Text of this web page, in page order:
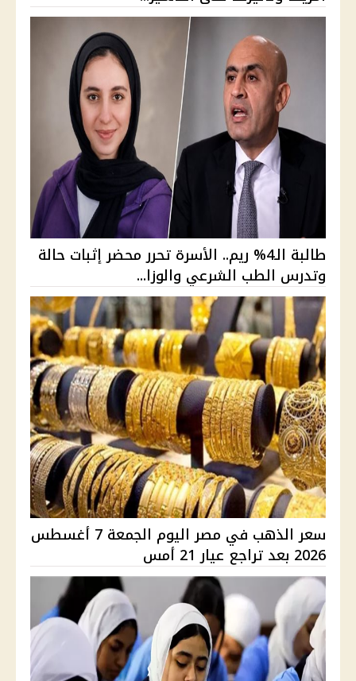
طالبة الـ4% ريم.. الأسرة تحرر محضر إثبات حالة
وتدرس الطب الشرعي والوزا...
سعر الذهب في مصر اليوم الجمعة 7 أغسطس
2026 بعد تراجع عيار 21 أمس